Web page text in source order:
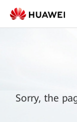
Sorry, the